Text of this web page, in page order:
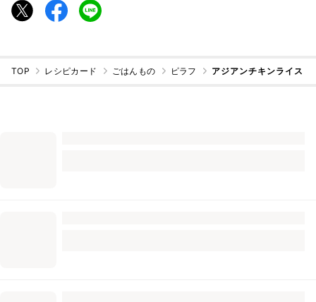
TOP レシピカード ごはんもの ピラフ アジアンチキンライス